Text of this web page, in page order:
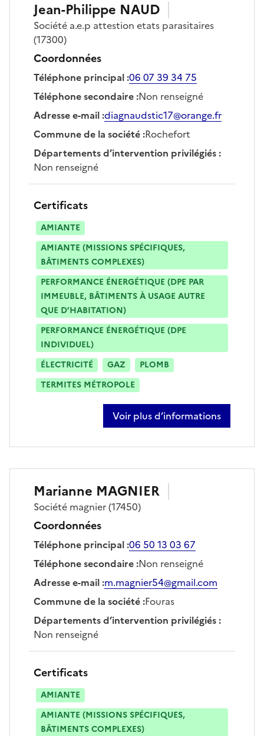
Jean-Philippe NAUD
Société a.e.p attestion etats parasitaires
(17300)
Coordonnées
Téléphone principal:06 07 39 34 75
Téléphone secondaire:Non renseigné
Adresse e-mail:diagnaudstic17@orange.fr
Commune de la société:Rochefort
Départements d’intervention privilégiés:
Non renseigné
Certificats
AMIANTE
AMIANTE (MISSIONS SPÉCIFIQUES,
BÂTIMENTS COMPLEXES)
PERFORMANCE ÉNERGÉTIQUE (DPE PAR
IMMEUBLE, BÂTIMENTS À USAGE AUTRE
QUE D’HABITATION)
PERFORMANCE ÉNERGÉTIQUE (DPE
INDIVIDUEL)
ÉLECTRICITÉ
GAZ
PLOMB
TERMITES MÉTROPOLE
Voir plus d’informations
sur jean-philippe naud
Marianne MAGNIER
Société magnier(17450)
Coordonnées
Téléphone principal:06 50 13 03 67
Téléphone secondaire:Non renseigné
Adresse e-mail:m.magnier54@gmail.com
Commune de la société:Fouras
Départements d’intervention privilégiés:
Non renseigné
Certificats
AMIANTE
AMIANTE (MISSIONS SPÉCIFIQUES,
BÂTIMENTS COMPLEXES)